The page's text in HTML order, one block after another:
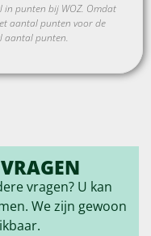
in punten bij WOZ. Omdat
aantal punten voor de
aantal punten.
vragen? U kan
We zijn gewoon